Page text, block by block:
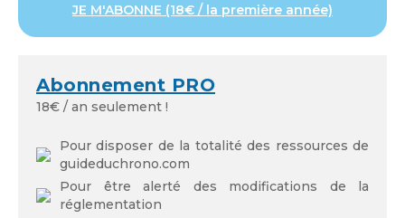
JE M'ABONNE (18€ / la première année)
Abonnement PRO
18€ / an seulement !
Pour disposer de la totalité des ressources de
guideduchrono.com
Pour être alerté des modifications de la
réglementation
Se souvenir de moi
Mot de passe oublié